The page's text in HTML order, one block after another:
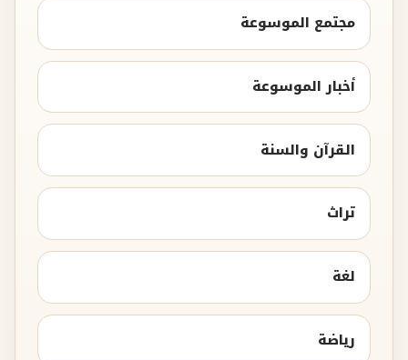
مجتمع الموسوعة
أخبار الموسوعة
القرآن والسنة
تراث
لغة
رياضة